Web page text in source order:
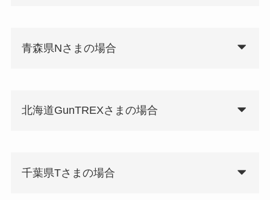
青森県Nさまの場合
北海道GunTREXさまの場合
千葉県Tさまの場合